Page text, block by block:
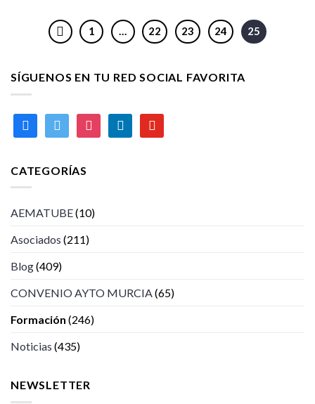
1 … 22 23 24 25
SÍGUENOS EN TU RED SOCIAL FAVORITA
facebooktwitter instagramlinkedin youtube
CATEGORÍAS
AEMATUBE(10)
Asociados (211)
Blog(409)
CONVENIO AYTO MURCIA(65)
Formación (246)
Noticias (435)
NEWSLETTER